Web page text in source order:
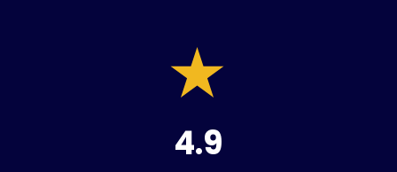
4.9